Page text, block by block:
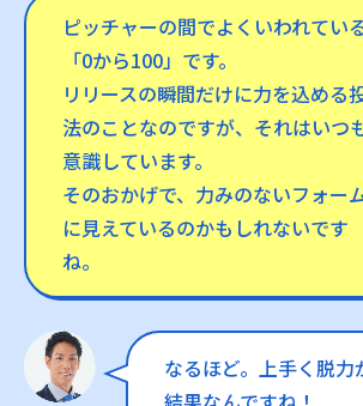
ピッチャーの間でよくいわれてい
「0から100」です。
リリースの瞬間だけに力を込める
法のことなのですが、それはいつ
意識しています。
そのおかげで、力みのないフォー
に見えているのかもしれないです
ね。
なるほど。上手く脱力